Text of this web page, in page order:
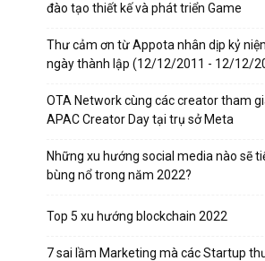
đào tạo thiết kế và phát triển Game
Thư cảm ơn từ Appota nhân dịp kỷ
ngày thành lập (12/12/2011 - 12/12/
OTA Network cùng các creator tham
APAC Creator Day tại trụ sở Meta
Những xu hướng social media nào sẽ
bùng nổ trong năm 2022?
Top 5 xu hướng blockchain 2022
7 sai lầm Marketing mà các Startup